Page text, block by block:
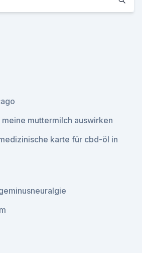
muttermilch auswirken
karte für cbd-öl in